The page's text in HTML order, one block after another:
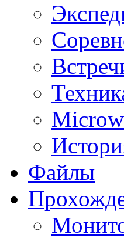
Файлы